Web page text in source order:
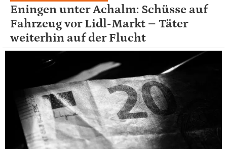
Eningen unter Achalm: Schüsse auf
Fahrzeug vor Lidl-Markt – Täter
weiterhin auf der Flucht